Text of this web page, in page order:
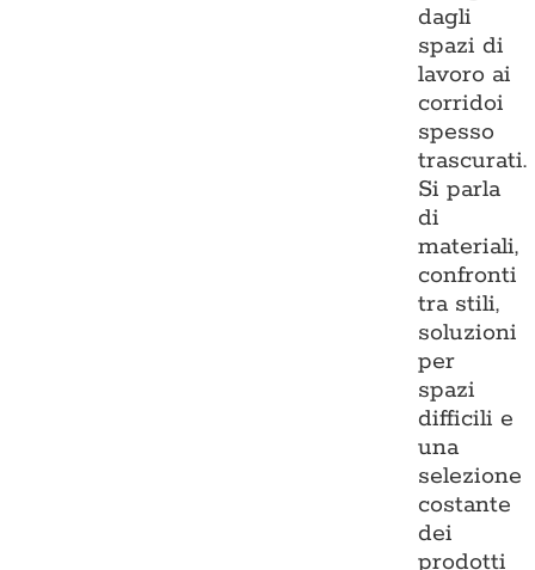
dagli
spazi di
lavoro ai
corridoi
spesso
trascurati.
Si parla
di
materiali,
confronti
tra stili,
soluzioni
per
spazi
difficili e
una
selezione
costante
dei
prodotti